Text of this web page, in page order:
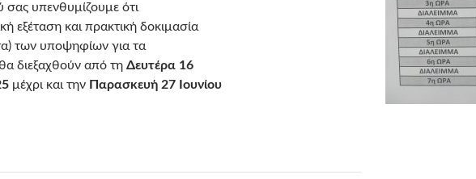
σας υπενθυμίζουμε ότι
εξέταση και πρακτική δοκιμασία
των υποψηφίων για τα
διεξαχθούν από τη Δευτέρα 16
μέχρι και την Παρασκευή 27 Ιουνίου